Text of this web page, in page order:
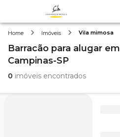
Home Imóveis Vila mimosa
Barracão para alugar em
Campinas-SP
0 imóveis encontrados